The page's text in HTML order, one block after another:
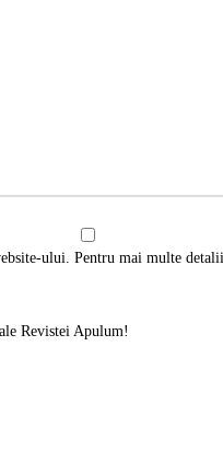
ului. Pentru mai multe
Revistei Apulum!